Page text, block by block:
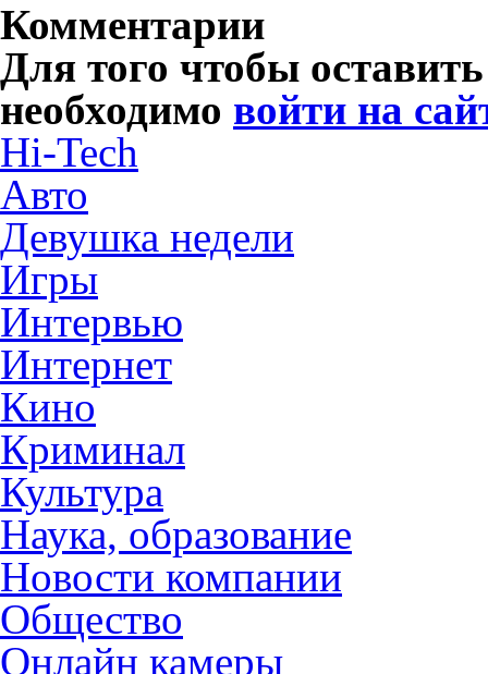
Комментарии
Для того чтобы
необходимо войти на
Hi-Tech
Авто
Девушка недели
Игры
Интервью
Интернет
Кино
Криминал
Культура
Наука, образование
Новости компании
Общество
Онлайн камеры